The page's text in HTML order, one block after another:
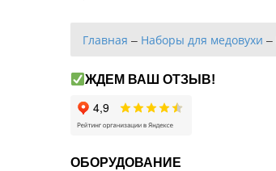
Главная – Наборы для медовухи –
ЖДЕМ ВАШ ОТЗЫВ!
ОБОРУДОВАНИЕ